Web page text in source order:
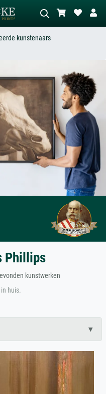
Beschrijf de scène – bijv. groene
abstract met veel rood, donker
olieverfschilderij, staand naakt naast
een boom.
kunstenaars
Phillips
kunstwerken
huis.